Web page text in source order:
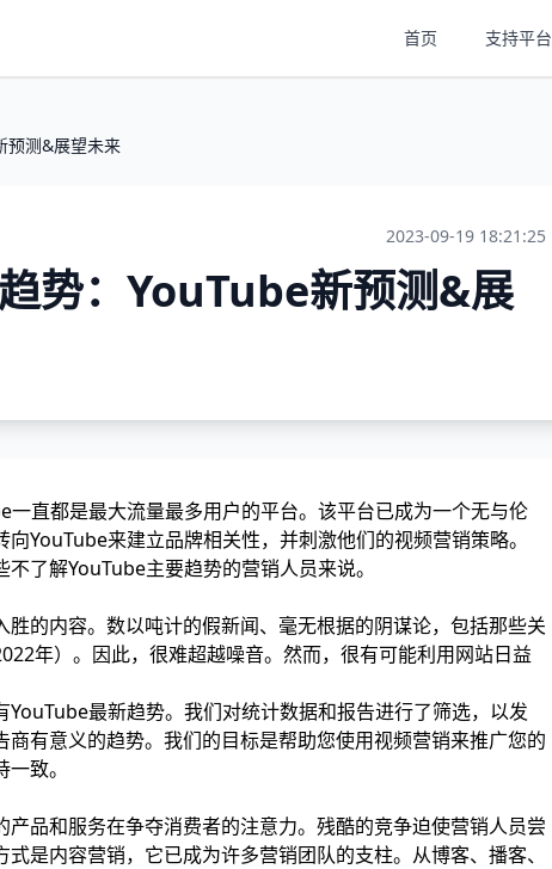
首页 支持平台
预测&展望未来
2023-09-19 18:21:25
势：YouTube新预测&展
直都是最大流量最多用户的平台。该平台已成为一个无与伦
YouTube来建立品牌相关性，并刺激他们的视频营销策略。
了解YouTube主要趋势的营销人员来说。
的内容。数以吨计的假新闻、毫无根据的阴谋论，包括那些关
年）。因此，很难超越噪音。然而，很有可能利用网站日益
最新趋势。我们对统计数据和报告进行了筛选，以发
有意义的趋势。我们的目标是帮助您使用视频营销来推广您的
致。
品和服务在争夺消费者的注意力。残酷的竞争迫使营销人员尝
是内容营销，它已成为许多营销团队的支柱。从博客、播客、